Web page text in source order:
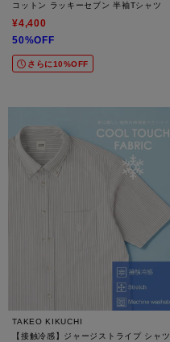
コットン ラッキーセブン 半袖Tシャツ
¥4,400
50%OFF
さらに10%OFF
TAKEO KIKUCHI
【接触冷感】ジャージストライプ シャツ